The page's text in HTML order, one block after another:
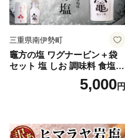
三重県南伊勢町
竈方の塩 ワグナービン＋袋
セット 塩 しお 調味料 食塩
天然 ミネラル 調味料 ソルト
salt 料理 味付 おにぎり 三重
5,000円